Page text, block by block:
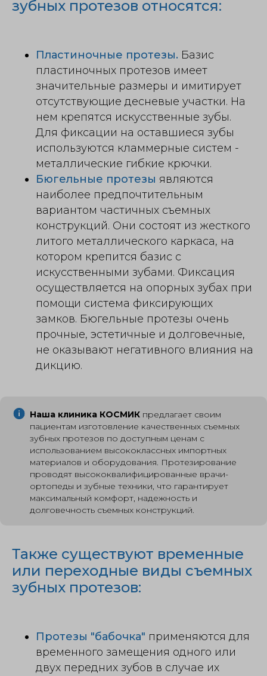
зубных протезов относятся:
Пластиночные протезы. Базис
пластиночных протезов имеет
значительные размеры и имитирует
отсутствующие десневые участки. На
нем крепятся искусственные зубы.
Для фиксации на оставшиеся зубы
используются кламмерные систем -
металлические гибкие крючки.
Бюгельные протезы являются
наиболее предпочтительным
вариантом частичных съемных
конструкций. Они состоят из жесткого
литого металлического каркаса, на
котором крепится базис с
искусственными зубами. Фиксация
осуществляется на опорных зубах при
помощи система фиксирующих
замков. Бюгельные протезы очень
прочные, эстетичные и долговечные,
не оказывают негативного влияния на
дикцию.
Наша клиника КОСМИК предлагает своим
пациентам изготовление качественных съемных
зубных протезов по доступным ценам с
использованием высококлассных импортных
материалов и оборудования. Протезирование
проводят высококвалифицированные врачи-
ортопеды и зубные техники, что гарантирует
максимальный комфорт, надежность и
долговечность съемных конструкций.
Также существуют временные
или переходные виды съемных
зубных протезов:
Протезы "бабочка" применяются для
временного замещения одного или
двух передних зубов в случае их